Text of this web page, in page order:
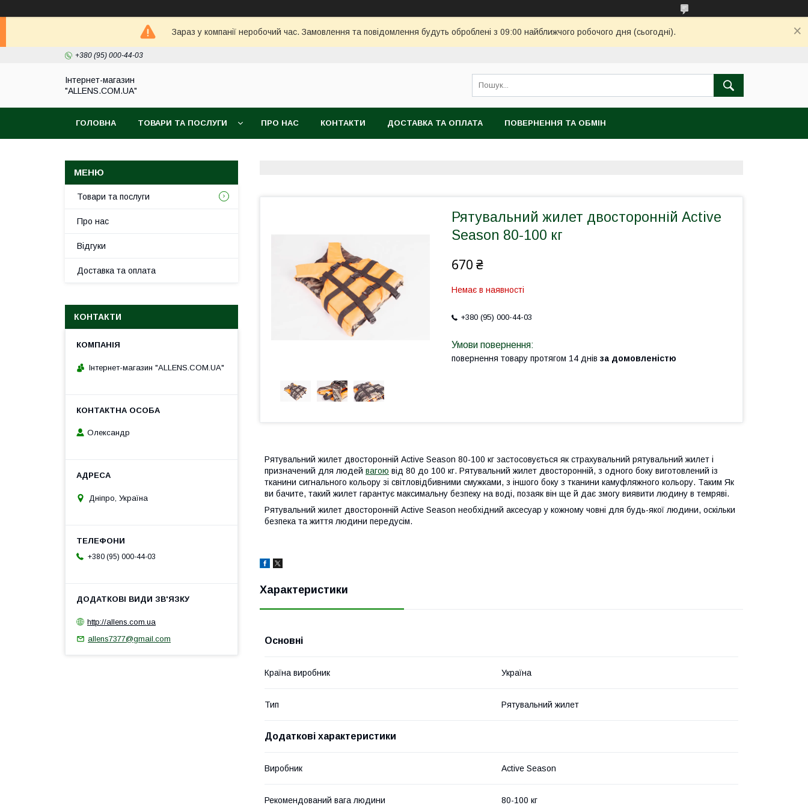
Зараз у компанії неробочий час. Замовлення та повідомлення будуть оброблені з 09:00 найближчого робочого дня (сьогодні).
+380 (95) 000-44-03
Інтернет-магазин
"ALLENS.COM.UA"
ГОЛОВНА ТОВАРИ ТА ПОСЛУГИ ПРО НАС КОНТАКТИ ДОСТАВКА ТА ОПЛАТА ПОВЕРНЕННЯ ТА ОБМІН
Рятувальний жилет двосторонній Active
Season 80-100 кг
670 ₴
Немає в наявності
+380 (95) 000-44-03
повернення товару протягом 14 днів за домовленістю
Рятувальний жилет двосторонній Active Season 80-100 кг застосовується як страхувальний рятувальний жилет і
призначений для людей вагою від 80 до 100 кг. Рятувальний жилет двосторонній, з одного боку виготовлений із
тканини сигнального кольору зі світловідбивними смужками, з іншого боку з тканини камуфляжного кольору. Таким Як
ви бачите, такий жилет гарантує максимальну безпеку на воді, позаяк він ще й дає змогу виявити людину в темряві.
Рятувальний жилет двосторонній Active Season необхідний аксесуар у кожному човні для будь-якої людини, оскільки
безпека та життя людини передусім.
Характеристики
Основні
Країна виробник Україна
Тип Рятувальний жилет
Додаткові характеристики
Виробник Active Season
Рекомендований вага людини 80-100 кг
Товари та послуги
Про нас
Відгуки
Доставка та оплата
КОНТАКТИ
Інтернет-магазин "ALLENS.COM.UA"
Олександр
Дніпро, Україна
+380 (95) 000-44-03
http://allens.com.ua
allens7377@gmail.com